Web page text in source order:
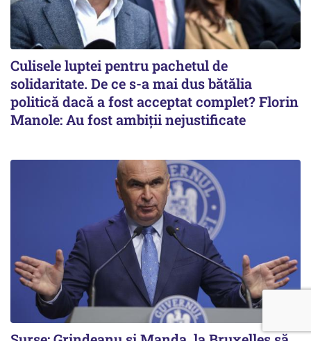
Culisele luptei pentru pachetul de
solidaritate. De ce s-a mai dus bătălia
politică dacă a fost acceptat complet? Florin
Manole: Au fost ambiții nejustificate